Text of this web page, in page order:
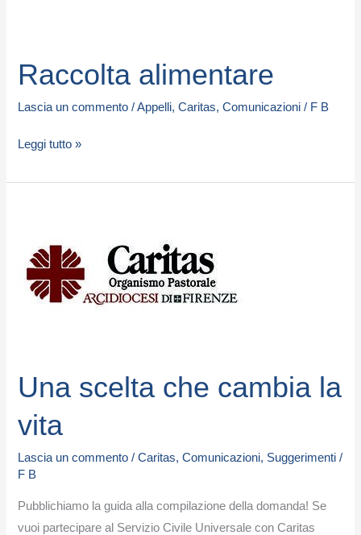
Raccolta alimentare
Lascia un commento /Appelli,Caritas,Comunicazioni / F B
Leggi tutto »
Una scelta che cambia la
vita
Lascia un commento /Caritas,Comunicazioni, Suggerimenti /
F B
Pubblichiamo la guida alla compilazione della domanda! Se
vuoi partecipare al Servizio Civile Universale con Caritas
che
cambia